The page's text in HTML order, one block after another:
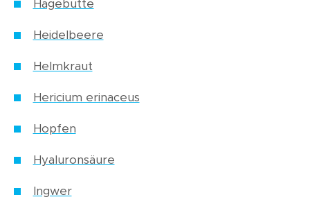
Hagebutte
Heidelbeere
Helmkraut
Hericium erinaceus
Hopfen
Hyaluronsäure
Ingwer